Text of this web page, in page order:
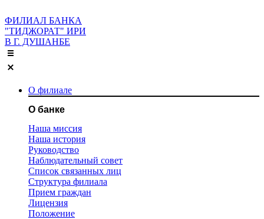
ФИЛИАЛ БАНКА
"ТИДЖОРАТ" ИРИ
В Г. ДУШАНБЕ
О филиале
О банке
Наша миссия
Наша история
Руководство
Наблюдательный совет
Список связанных лиц
Структура филиала
Прием граждан
Лицензия
Положение